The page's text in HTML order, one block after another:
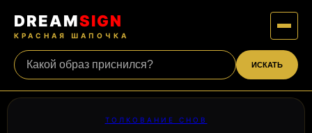
DREAMSIGN
КРАСНАЯ ШАПОЧКА
ИСКАТЬ
ТОЛКОВАНИЕ СНОВ